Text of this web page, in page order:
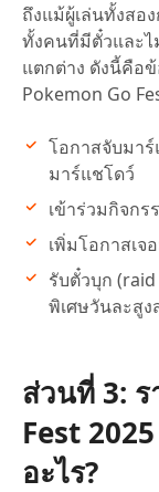
ถึงแม้ผู้เล่นทั้งสอ
ทั้งคนที่มีตั๋วและไ
แตกต่าง ดังนี้คือ
Pokemon Go
โอกาสจับมา
มาร์แชโดว์
เข้าร่วมกิจก
เพิ่มโอกาสเจ
รับตั๋วบุก
พิเศษวันละสู
ส่วนที่ 3:
Fest
อะไร?